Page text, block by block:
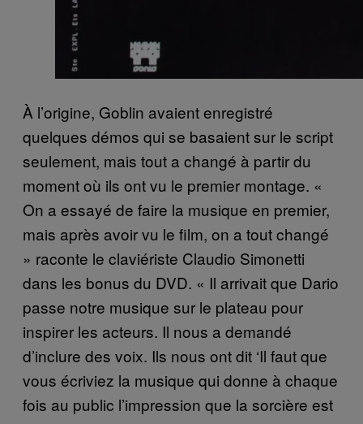
À l’origine, Goblin avaient enregistré
quelques démos qui se basaient sur le script
seulement, mais tout a changé à partir du
moment où ils ont vu le premier montage. «
On a essayé de faire la musique en premier,
mais après avoir vu le film, on a tout changé
» raconte le claviériste Claudio Simonetti
dans les bonus du DVD. « Il arrivait que Dario
passe notre musique sur le plateau pour
inspirer les acteurs. Il nous a demandé
d’inclure des voix. Ils nous ont dit ‘Il faut que
vous écriviez la musique qui donne à chaque
fois au public l’impression que la sorcière est